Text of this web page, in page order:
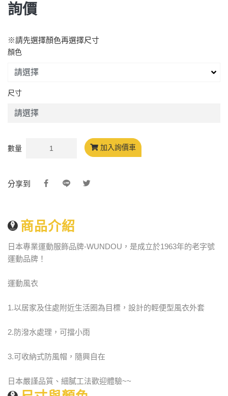
詢價
※請先選擇顏色再選擇尺寸
顏色
尺寸
數量 加入詢價車
分享到
商品介紹
日本專業運動服飾品牌-WUNDOU，是成立於1963年的老字號
運動品牌！
運動風衣
1.以居家及住處附近生活圈為目標，設計的輕便型風衣外套
2.防潑水處理，可擋小雨
3.可收納式防風帽，隨興自在
日本嚴謹品質、細膩工法歡迎體驗~~